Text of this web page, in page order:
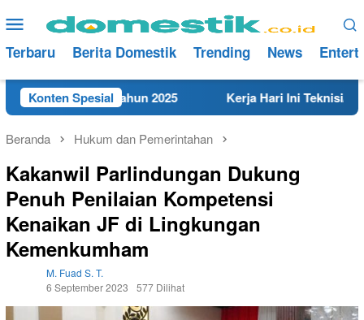
ke
konten
Menu
Mobile
Terbaru Berita Domestik Trending News
Konten Spesial
Rembang Tahun 2025 Kerja Hari Ini Teknisi/Mekanik
Beranda Hukum dan Pemerintahan
Kakanwil Parlindungan Dukung
Penuh Penilaian Kompetensi
Kenaikan JF di Lingkungan
Kemenkumham
M. Fuad S. T.
6 September 2023
577 Dilihat